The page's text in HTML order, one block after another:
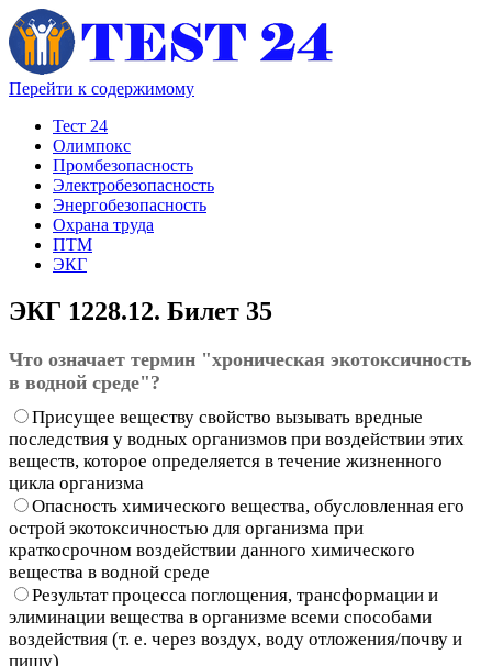
Перейти к содержимому
Тест 24
Олимпокс
Промбезопасность
Электробезопасность
Энергобезопасность
Охрана труда
ПТМ
ЭКГ
ЭКГ 1228.12. Билет 35
Что означает термин "хроническая экотоксичность
в водной среде"?
Присущее веществу свойство вызывать вредные
последствия у водных организмов при воздействии этих
веществ, которое определяется в течение жизненного
цикла организма
Опасность химического вещества, обусловленная его
острой экотоксичностью для организма при
краткосрочном воздействии данного химического
вещества в водной среде
Результат процесса поглощения, трансформации и
элиминации вещества в организме всеми способами
воздействия (т. е. через воздух, воду отложения/почву и
пищу)